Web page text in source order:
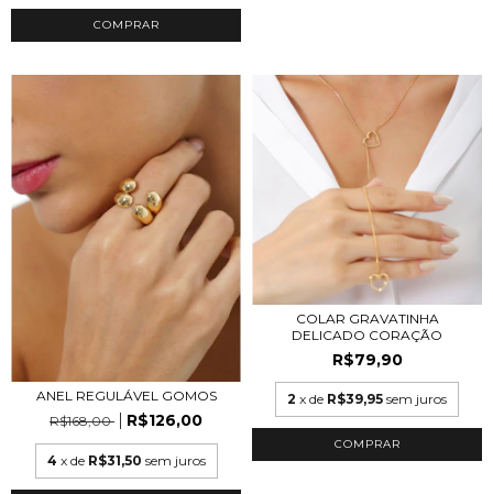
COMPRAR
ANEL REGULÁVEL GOMOS
R$168,00
R$126,00
4 x de R$31,50 sem juros
COLAR GRAVATINHA
DELICADO CORAÇÃO
R$79,90
2 x de R$39,95 sem juros
COMPRAR